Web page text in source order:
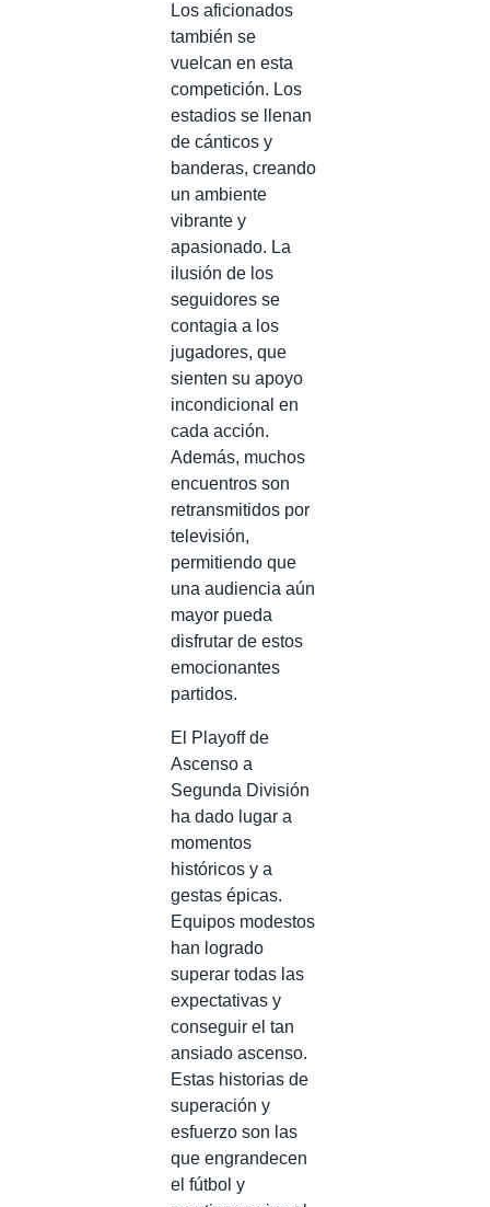
Los aficionados
también se
vuelcan en esta
competición. Los
estadios se llenan
de cánticos y
banderas, creando
un ambiente
vibrante y
apasionado. La
ilusión de los
seguidores se
contagia a los
jugadores, que
sienten su apoyo
incondicional en
cada acción.
Además, muchos
encuentros son
retransmitidos por
televisión,
permitiendo que
una audiencia aún
mayor pueda
disfrutar de estos
emocionantes
partidos.
El Playoff de
Ascenso a
Segunda División
ha dado lugar a
momentos
históricos y a
gestas épicas.
Equipos modestos
han logrado
superar todas las
expectativas y
conseguir el tan
ansiado ascenso.
Estas historias de
superación y
esfuerzo son las
que engrandecen
el fútbol y